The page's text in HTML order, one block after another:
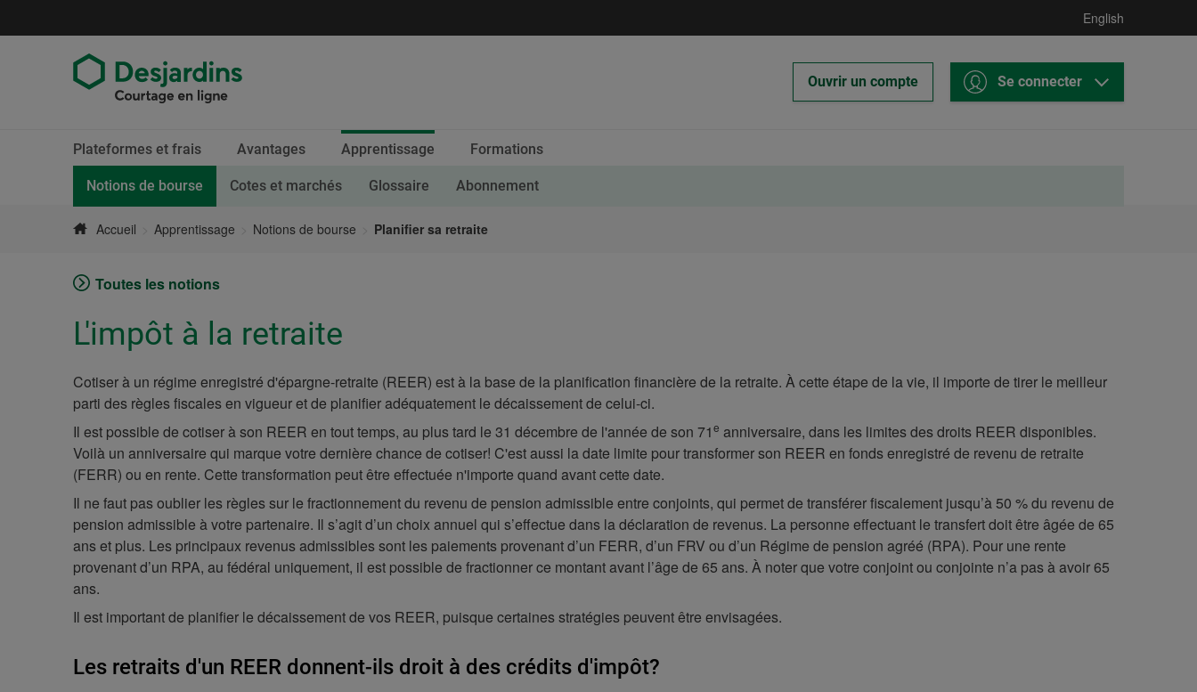
directement
English
Ce
lien
Ouvrir un compteDesjardins
Courtage
Se connecter
Plateformes et frais Avantages
Section
active.
Apprentissage
Page courante.
Notions de bourse Cotes et marchés Glossaire Abonnement
Calendrier
Formations
Fin
du
menu
Accueil Apprentissage Notions de bourse Planifier sa retraite
Toutes les notions
L'impôt à la retraite
Cotiser à un régime enregistré d'épargne-retraite (REER) est à la base de la planification financière de la retraite. À cette étape de la vie, il importe de tirer le meilleur
parti des règles fiscales en vigueur et de planifier adéquatement le décaissement de celui-ci.
Il est possible de cotiser à son REER en tout temps, au plus tard le 31 décembre de l'année de son 71e anniversaire, dans les limites des droits REER disponibles.
Voilà un anniversaire qui marque votre dernière chance de cotiser! C'est aussi la date limite pour transformer son REER en fonds enregistré de revenu de retraite
(FERR) ou en rente. Cette transformation peut être effectuée n'importe quand avant cette date.
Il ne faut pas oublier les règles sur le fractionnement du revenu de pension admissible entre conjoints, qui permet de transférer fiscalement jusqu’à 50 % du revenu de
pension admissible à votre partenaire. Il s’agit d’un choix annuel qui s’effectue dans la déclaration de revenus. La personne effectuant le transfert doit être âgée de 65
ans et plus. Les principaux revenus admissibles sont les paiements provenant d’un FERR, d’un FRV ou d’un Régime de pension agréé (RPA). Pour une rente
provenant d’un RPA, au fédéral uniquement, il est possible de fractionner ce montant avant l’âge de 65 ans. À noter que votre conjoint ou conjointe n’a pas à avoir 65
ans.
Il est important de planifier le décaissement de vos REER, puisque certaines stratégies peuvent être envisagées.
Les retraits d'un REER donnent-ils droit à des crédits d'impôt?